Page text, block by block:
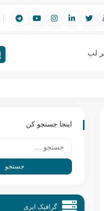
ورک‌استیشن مهندسی (Workstation) چیست؟
لب
اینجا جستجو کن
گرافیک ابری